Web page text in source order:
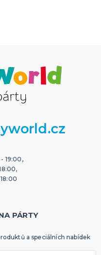
19:00,
PÁRTY
a speciálních nabídek